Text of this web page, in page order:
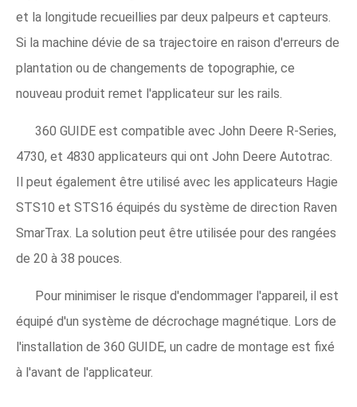
et la longitude recueillies par deux palpeurs et capteurs.
Si la machine dévie de sa trajectoire en raison d'erreurs de
plantation ou de changements de topographie, ce
nouveau produit remet l'applicateur sur les rails.
360 GUIDE est compatible avec John Deere R-Series,
4730, et 4830 applicateurs qui ont John Deere Autotrac.
Il peut également être utilisé avec les applicateurs Hagie
STS10 et STS16 équipés du système de direction Raven
SmarTrax. La solution peut être utilisée pour des rangées
de 20 à 38 pouces.
Pour minimiser le risque d'endommager l'appareil, il est
équipé d'un système de décrochage magnétique. Lors de
l'installation de 360 ​​GUIDE, un cadre de montage est fixé
à l'avant de l'applicateur.